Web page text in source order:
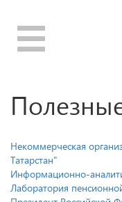
Toggle
navigation
Некоммерческая
Татарстан"
Информационно-
Лаборатория